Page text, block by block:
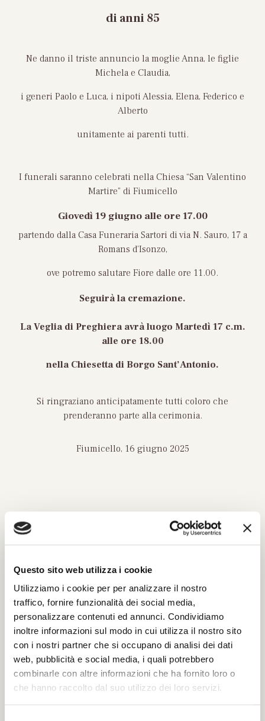
Questo sito web utilizza i cookie
Utilizziamo i cookie per per analizzare il nostro
traffico, fornire funzionalità dei social media,
personalizzare contenuti ed annunci. Condividiamo
inoltre informazioni sul modo in cui utilizza il nostro sito
con i nostri partner che si occupano di analisi dei dati
web, pubblicità e social media, i quali potrebbero
combinarle con altre informazioni che ha fornito loro o
che hanno raccolto dal suo utilizzo dei loro servizi.
di anni 85
Ne danno il triste annuncio la moglie Anna, le figlie
Michela e Claudia,
i generi Paolo e Luca, i nipoti Alessia, Elena, Federico e
Alberto
unitamente ai parenti tutti.
I funerali saranno celebrati nella Chiesa “San Valentino
Martire” di Fiumicello
Giovedì 19 giugno alle ore 17.00
partendo dalla Casa Funeraria Sartori di via N. Sauro, 17 a
Romans d’Isonzo,
ove potremo salutare Fiore dalle ore 11.00.
Seguirà la cremazione.
La Veglia di Preghiera avrà luogo Martedì 17 c.m.
alle ore 18.00
nella Chiesetta di Borgo Sant’Antonio.
Si ringraziano anticipatamente tutti coloro che
prenderanno parte alla cerimonia.
Fiumicello, 16 giugno 2025
Compila il modulo con tutti i dati richiesti per
poter inviare le tue condoglianze.
Sarà nostra premura far pervenire alla famiglia
del defunto il tuo messaggio.
Il tuo nome e cognome *